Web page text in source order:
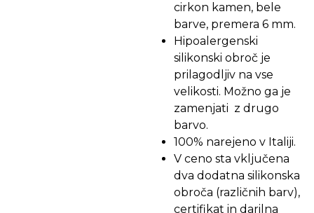
cirkon kamen, bele
barve, premera 6 mm.
Hipoalergenski
silikonski obroč je
prilagodljiv na vse
velikosti. Možno ga je
zamenjati z drugo
barvo.
100% narejeno v Italiji.
V ceno sta vključena
dva dodatna silikonska
obroča (različnih barv),
certifikat in darilna